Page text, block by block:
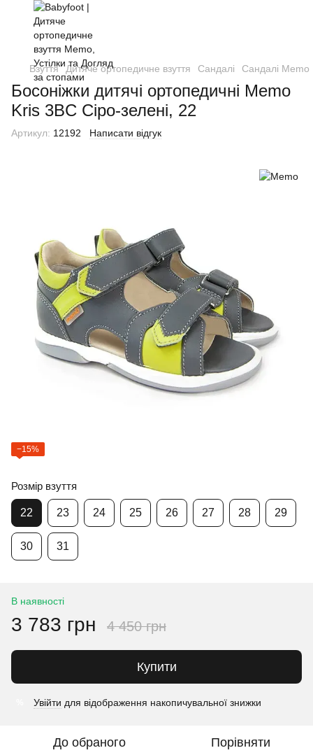
Взуття Дитяче ортопедичне взуття Сандалі Сандалі Memo
Босоніжки дитячі ортопедичні Memo
Kris 3BC Сіро-зелені, 22
Артикул: 12192 Написати відгук
−15%
Розмір взуття
22 23 24 25 26 27 28 29
30 31
В наявності
3 783 грн 4 450 грн
Купити
Увійти для відображення накопичувальної знижки
До обраного Порівняти